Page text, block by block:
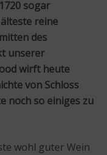
sogar
reine
des
unserer
wirft heute
von Schloss
noch so einiges zu
wohl guter Wein